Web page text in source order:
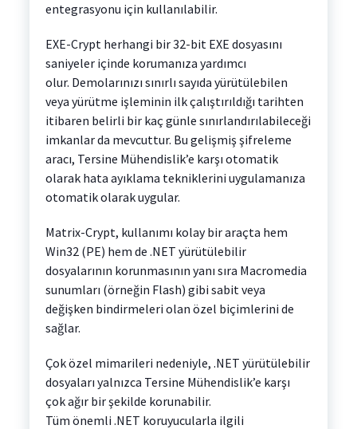
entegrasyonu için kullanılabilir.
EXE-Crypt herhangi bir 32-bit EXE dosyasını
saniyeler içinde korumanıza yardımcı
olur. Demolarınızı sınırlı sayıda yürütülebilen
veya yürütme işleminin ilk çalıştırıldığı tarihten
itibaren belirli bir kaç günle sınırlandırılabileceği
imkanlar da mevcuttur. Bu gelişmiş şifreleme
aracı, Tersine Mühendislik’e karşı otomatik
olarak hata ayıklama tekniklerini uygulamanıza
otomatik olarak uygular.
Matrix-Crypt, kullanımı kolay bir araçta hem
Win32 (PE) hem de .NET yürütülebilir
dosyalarının korunmasının yanı sıra Macromedia
sunumları (örneğin Flash) gibi sabit veya
değişken bindirmeleri olan özel biçimlerini de
sağlar.
Çok özel mimarileri nedeniyle, .NET yürütülebilir
dosyaları yalnızca Tersine Mühendislik’e karşı
çok ağır bir şekilde korunabilir.
Tüm önemli .NET koruyucularla ilgili